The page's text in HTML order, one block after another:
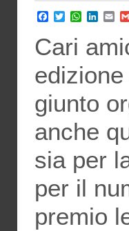
Facebook
Twitter
Cari
giunto
anche
sia per
per il
premio